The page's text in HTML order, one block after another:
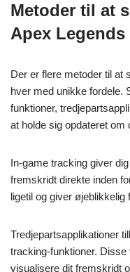
Metoder til at
Apex Legends
Der er flere metoder til at
hver med unikke fordele.
funktioner,
at holde sig opdateret
In-game tracking giver
fremskridt direkte inden
ligetil og giver
Tredjepartsapplikationer
tracking-funktioner.
visualisere dit fremskridt